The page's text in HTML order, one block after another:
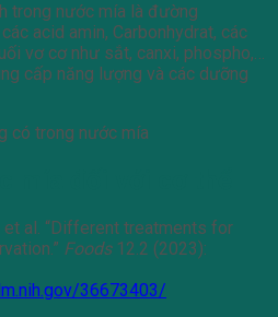
trong nước mía là đường
acid amin, Carbonhydrat, các
vơ cơ như sắt, canxi, phospho,…
cấp năng lượng và các dưỡng
có trong nước mía
et al. “Different treatments for
Foods12.2 (2023):
36673403/